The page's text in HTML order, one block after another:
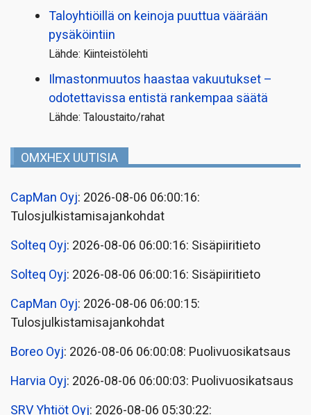
Taloyhtiöillä on keinoja puuttua väärään
pysäköintiin
Lähde: Kiinteistölehti
Ilmastonmuutos haastaa vakuutukset –
odotettavissa entistä rankempaa säätä
Lähde: Taloustaito/rahat
OMXHEX UUTISIA
CapMan Oyj: 2026-08-06 06:00:16:
Tulosjulkistamisajankohdat
Solteq Oyj: 2026-08-06 06:00:16: Sisäpiiritieto
Solteq Oyj: 2026-08-06 06:00:16: Sisäpiiritieto
CapMan Oyj: 2026-08-06 06:00:15:
Tulosjulkistamisajankohdat
Boreo Oyj: 2026-08-06 06:00:08: Puolivuosikatsaus
Harvia Oyj: 2026-08-06 06:00:03: Puolivuosikatsaus
SRV Yhtiöt Oyj: 2026-08-06 05:30:22: